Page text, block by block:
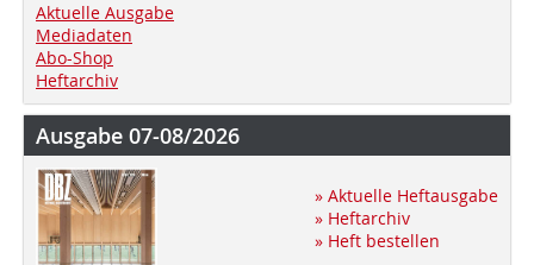
Aktuelle Ausgabe
Mediadaten
Abo-Shop
Heftarchiv
Ausgabe 07-08/2026
» Aktuelle Heftausgabe
» Heftarchiv
» Heft bestellen